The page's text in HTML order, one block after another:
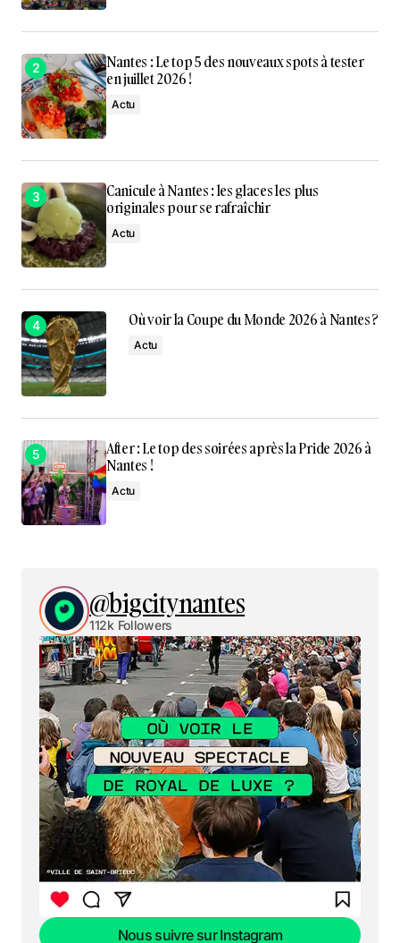
Nantes : Le top 5 des nouveaux spots à tester
en juillet 2026 !
Actu
Canicule à Nantes : les glaces les plus
originales pour se rafraîchir
Actu
Où voir la Coupe du Monde 2026 à Nantes ?
Actu
After : Le top des soirées après la Pride 2026 à
Nantes !
Actu
@bigcitynantes
112k Followers
Nous suivre sur Instagram